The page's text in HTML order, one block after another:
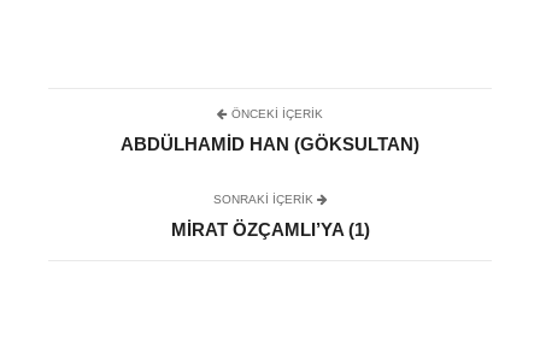
ÖNCEKI İÇERIK
ABDÜLHAMID HAN (GÖKSULTAN)
SONRAKI IÇERIK
MIRAT ÖZÇAMLI’YA (1)